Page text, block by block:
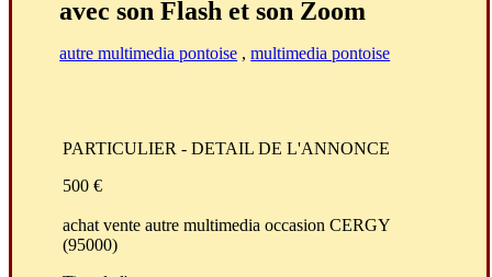
avec son Flash et son Zoom
autre multimedia pontoise ,multimedia pontoise
PARTICULIER - DETAIL DE L'ANNONCE
500 €
achat vente autre multimedia occasion CERGY
(95000)